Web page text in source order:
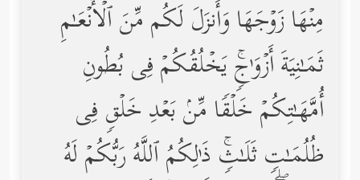
مِنۡهَا زَوۡجَهَا وَأَنزَلَ لَكُم مِّنَ ٱلۡأَنۡعَـٰمِ
ثَمَـٰنِیَةَ أَزۡوَ ٰ⁠جࣲۚ یَخۡلُقُكُمۡ فِی بُطُونِ
أُمَّهَـٰتِكُمۡ خَلۡقࣰا مِّنۢ بَعۡدِ خَلۡقࣲ فِی
ظُلُمَـٰتࣲ ثَلَـٰثࣲۚ ذَ ٰ⁠لِكُمُ ٱللَّهُ رَبُّكُمۡ لَهُ